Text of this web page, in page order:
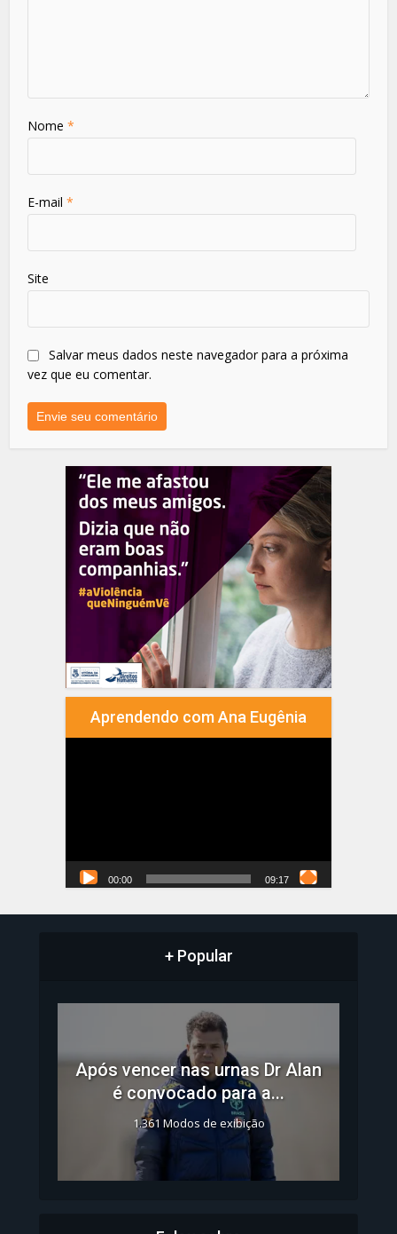
Nome*
E-mail*
Site
Salvar meus dados neste navegador para a próxima
vez que eu comentar.
Aprendendo com Ana Eugênia
00:00 09:17
+ Popular
Após vencer nas urnas Dr Alan
é convocado para a...
1.361 Modos de exibição